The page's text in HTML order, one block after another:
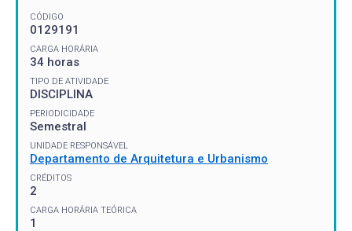
CÓDIGO
0129191
CARGA HORÁRIA
34 horas
TIPO DE ATIVIDADE
DISCIPLINA
PERIODICIDADE
Semestral
UNIDADE RESPONSÁVEL
Departamento de Arquitetura e Urbanismo
CRÉDITOS
2
CARGA HORÁRIA TEÓRICA
1